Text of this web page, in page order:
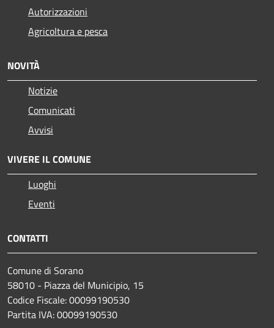
Autorizzazioni
Agricoltura e pesca
NOVITÀ
Notizie
Comunicati
Avvisi
VIVERE IL COMUNE
Luoghi
Eventi
CONTATTI
Comune di Sorano
58010 - Piazza del Municipio, 15
Codice Fiscale: 00099190530
Partita IVA: 00099190530